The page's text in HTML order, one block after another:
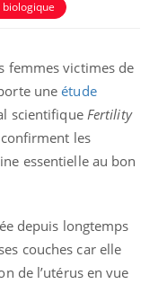
femmes victimes de
uneétude
scientifiqueFertility
les
essentielle au bon
depuis longtemps
couches car elle
de l’utérus en vue